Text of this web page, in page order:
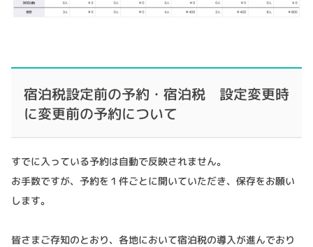
宿泊税設定前の予約・宿泊税 設定変更時
に変更前の予約について
すでに入っている予約は自動で反映されません。
お手数ですが、予約を１件ごとに開いていただき、保存をお願い
します。
皆さまご存知のとおり、各地において宿泊税の導入が進んでおり